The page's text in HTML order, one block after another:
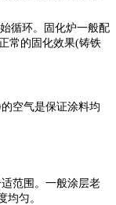
循环。固化炉一般配
常的固化效果(铸铁
空气是保证涂料均
范围。一般涂层老
匀。